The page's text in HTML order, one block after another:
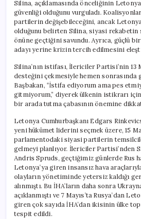
Silina, açıklamasında önceliğinin Letonya
güvenliği olduğunu vurguladı.
partilerin değişebileceğini, ancak
olduğunu belirten Silina, siyasi rekabetin
önüne geçtiğini savundu. Ayrıca, güçlü
adayı yerine krizin tercih edilmesini
Silina’nın istifası, İlericiler Partisi’nin 13
desteğini çekmesiyle hemen sonrasında
Başbakan, “İstifa ediyorum ama pes
gitmiyorum,” diyerek ülkenin istikrarı
bir arada tutma çabasının önemine
Letonya Cumhurbaşkanı Edgars
yeni hükümet liderini seçmek üzere, 15
parlamentodaki siyasi partilerin
gelmeyi planlıyor. İlericiler Partisi’nden
Andris Spruds, geçtiğimiz günlerde Rus
Letonya’ya giren insansız hava
olayların yönetiminde yetersiz kaldığı
alınmıştı. Bu İHA’ların daha sonra
açıklanmıştı ve 7 Mayıs’ta Rusya’dan
giren çok sayıda İHA’dan ikisinin ülke
tespit edildi.